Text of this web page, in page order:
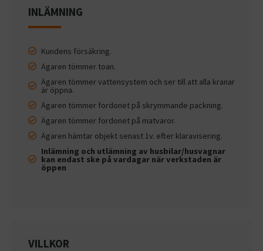
INLÄMNING
Kundens försäkring.
Ägaren tömmer toan.
Ägaren tömmer vattensystem och ser till att alla kranar
är öppna.
Ägaren tömmer fordonet på skrymmande packning.
Ägaren tömmer fordonet på matvaror.
Ägaren hämtar objekt senast 1v. efter klaravisering.
Inlämning och utlämning av husbilar/husvagnar
kan endast ske på vardagar när verkstaden är
öppen
VILLKOR